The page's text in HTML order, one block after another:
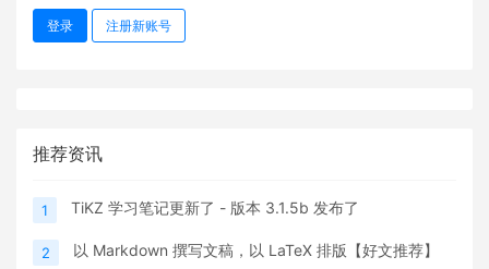
登录 注册新账号
推荐资讯
1 TiKZ 学习笔记更新了 - 版本 3.1.5b 发布了
2 以 Markdown 撰写文稿，以 LaTeX 排版【好文推荐】